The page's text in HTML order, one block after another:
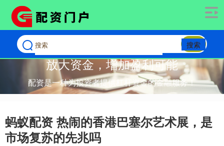
搜索
放大资金，增加盈利可能
配资是一种为投资者提供杠杆资金的金融服务！
蚂蚁配资 热闹的香港巴塞尔艺术展，是
市场复苏的先兆吗